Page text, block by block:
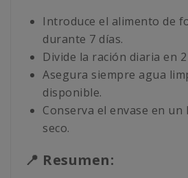
Introduce el alimento de
durante 7 días.
Divide la ración diaria en
Asegura siempre agua
disponible.
Conserva el envase en
seco.
📍 Resumen: